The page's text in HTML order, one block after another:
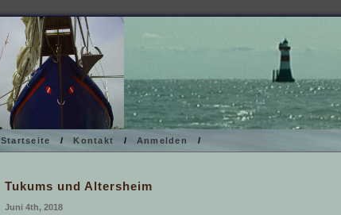
Startseite / Kontakt / Anmelden /
Tukums und Altersheim
Juni 4th, 2018